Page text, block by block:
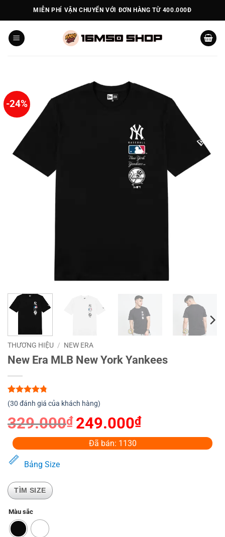
qua
nội
dung
MIỄN PHÍ VẬN CHUYỂN VỚI ĐƠN HÀNG TỪ 400.000Đ
-24%
THƯƠNG HIỆU / NEW ERA
New Era MLB New York Yankees
4.73trên 5
dựa trên
30
đánh giá
(30 đánh giá của khách hàng)
329.000₫ Giá
gốc
249.000₫Giá
Đã bán: 1130
Bảng Size
TÌM SIZE
Màu sắc